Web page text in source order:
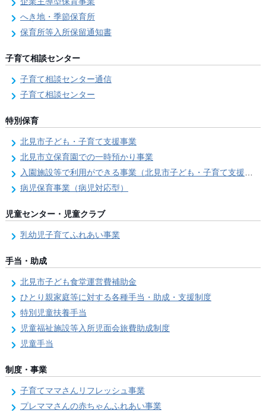
へき地・季節保育所
保育所等入所保留通知書
子育て相談センター
子育て相談センター通信
子育て相談センター
特別保育
北見市子ども・子育て支援事業
北見市立保育園での一時預かり事業
入園施設等で利用ができる事業（北見市子ども・子育て支援事業）
病児保育事業（病児対応型）
児童センター・児童クラブ
乳幼児子育てふれあい事業
手当・助成
北見市子ども食堂運営費補助金
ひとり親家庭等に対する各種手当・助成・支援制度
特別児童扶養手当
児童福祉施設等入所児面会旅費助成制度
児童手当
制度・事業
子育てママさんリフレッシュ事業
プレママさんの赤ちゃんふれあい事業